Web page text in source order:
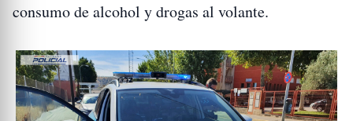
consumo de alcohol y drogas al volante.